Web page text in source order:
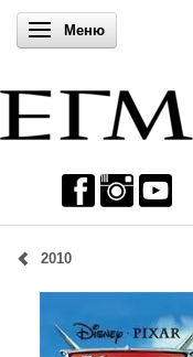
Включи навигацията
Меню
2010